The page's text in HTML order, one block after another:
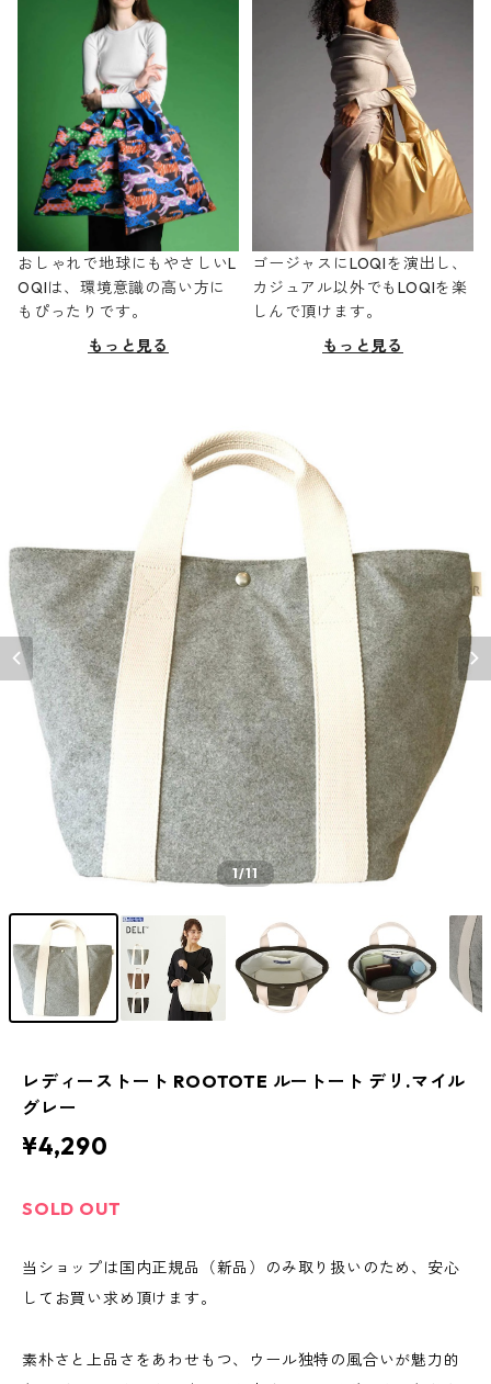
おしゃれで地球にもやさしいL
OQIは、環境意識の高い方に
もぴったりです。
もっと見る
ゴージャスにLOQIを演出し、
カジュアル以外でもLOQIを楽
しんで頂けます。
もっと見る
1/11
レディーストート ROOTOTE ルートート デリ.マイル
グレー
¥4,290
SOLD OUT
当ショップは国内正規品（新品）のみ取り扱いのため、安心
してお買い求め頂けます。
素朴さと上品さをあわせもつ、ウール独特の風合いが魅力的